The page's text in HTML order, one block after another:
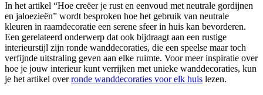
In het artikel “Hoe creëer je rust en eenvoud met neutrale gordijnen
en jaloezieën” wordt besproken hoe het gebruik van neutrale
kleuren in raamdecoratie een serene sfeer in huis kan bevorderen.
Een gerelateerd onderwerp dat ook bijdraagt aan een rustige
interieurstijl zijn ronde wanddecoraties, die een speelse maar toch
verfijnde uitstraling geven aan elke ruimte. Voor meer inspiratie over
hoe je jouw interieur kunt verrijken met unieke wanddecoraties, kun
je het artikel overronde wanddecoraties voor elk huis lezen.